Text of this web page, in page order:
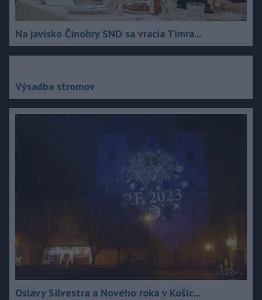
Na javisko Činohry SND sa vracia Timra...
Výsadba stromov
Oslavy Silvestra a Nového roka v Košic...